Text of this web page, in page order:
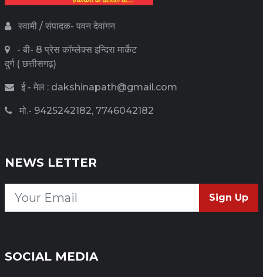
स्वामी / संपादक- पवन देवांगन
- बी- 8 प्रेस कॉम्लेक्स इन्दिरा मार्केट
दुर्ग ( छत्तीसगढ़)
ई - मेल : dakshinapath@gmail.com
मो.- 9425242182, 7746042182
NEWS LETTER
Sign Up
SOCIAL MEDIA